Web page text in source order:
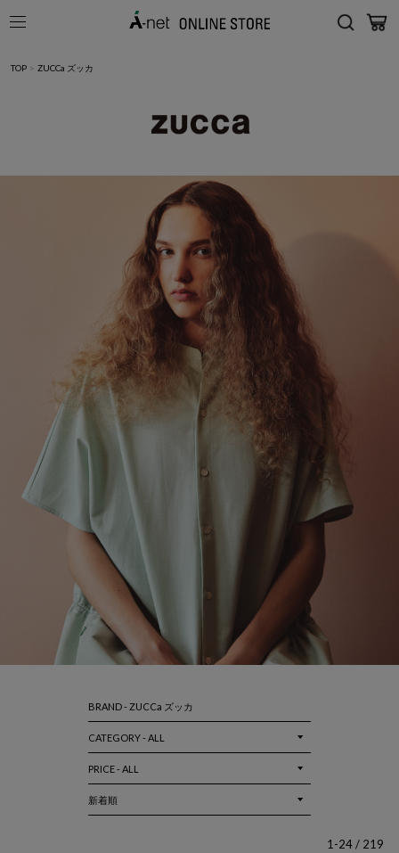
TOP > ZUCCa ズッカ
BRAND - ZUCCa ズッカ
1-24 / 219